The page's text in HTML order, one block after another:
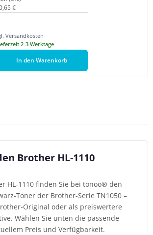
€
Versandkosten
2-3 Werktage
In den Warenkorb
Brother HL-1110
HL-1110 finden Sie bei tonoo® den
Toner der Brother-Serie TN1050 –
Original oder als preiswertere
Wählen Sie unten die passende
Preis und Verfügbarkeit.